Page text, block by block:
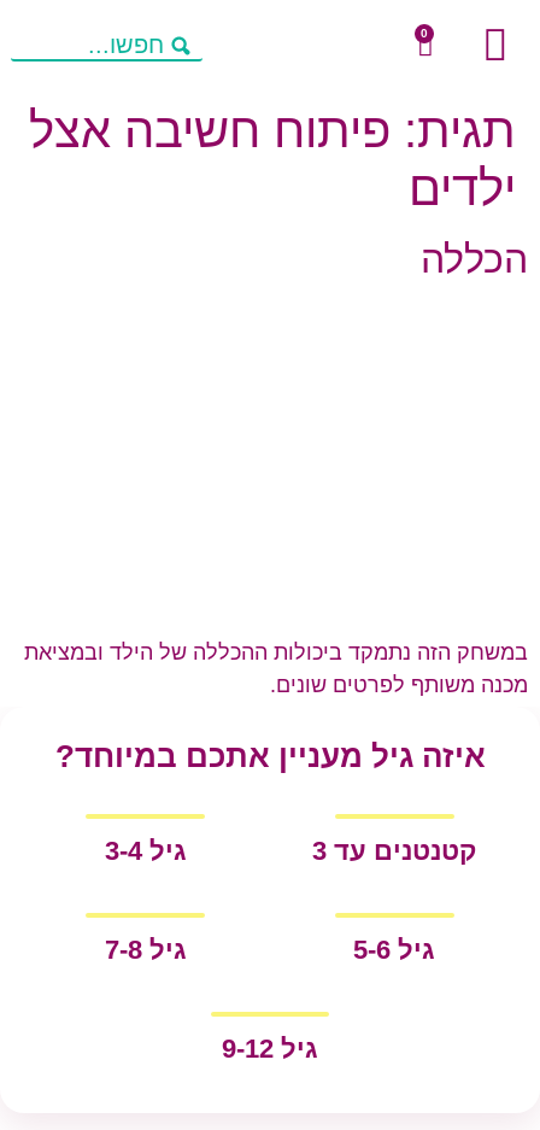
0
תגית: פיתוח חשיבה אצל
ילדים
הכללה
במשחק הזה נתמקד ביכולות ההכללה של הילד ובמציאת
מכנה משותף לפרטים שונים.
איזה גיל מעניין אתכם במיוחד?
קטנטנים עד 3 גיל 3-4
גיל 5-6 גיל 7-8
גיל 9-12